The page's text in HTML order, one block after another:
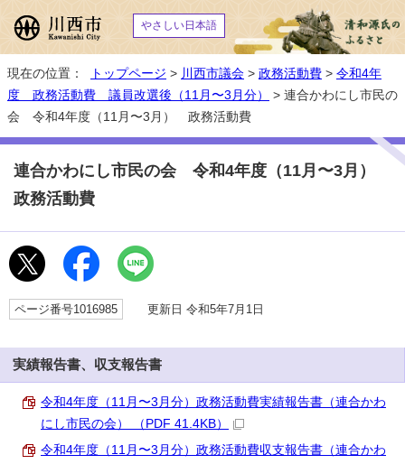
やさしい日本語
現在の位置： トップページ > 川西市議会 > 政務活動費 > 令和4年
度 政務活動費 議員改選後（11月〜3月分）
> 連合かわにし市民の
会 令和4年度（11月〜3月） 政務活動費
連合かわにし市民の会 令和4年度（11月〜3月）
政務活動費
ページ番号1016985 更新日 令和5年7月1日
実績報告書、収支報告書
令和4年度（11月〜3月分）政務活動費実績報告書（連合かわ
にし市民の会） （PDF 41.4KB）
令和4年度（11月〜3月分）政務活動費収支報告書（連合かわ